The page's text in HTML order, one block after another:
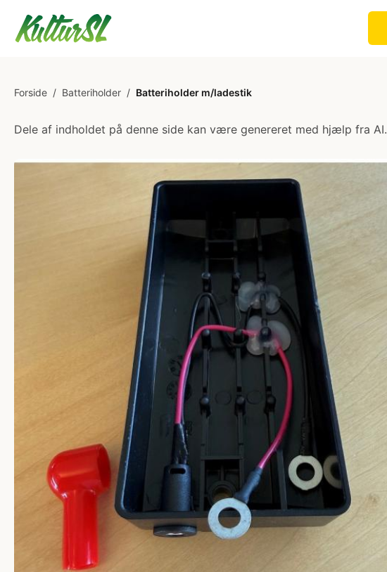
Forside / Batteriholder / Batteriholder m/ladestik
Dele af indholdet på denne side kan være genereret med hjælp fra AI.